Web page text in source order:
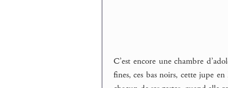
C’est encore une chambre
fines, ces bas noirs, cette jupe